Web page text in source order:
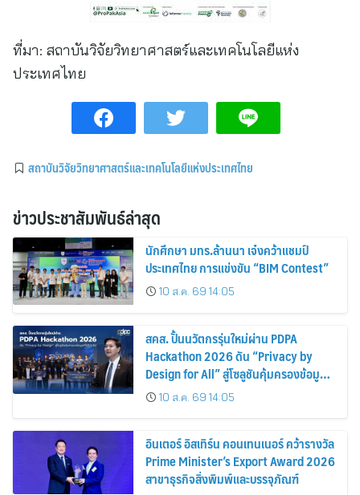
ที่มา: สถาบันวิจัยวิทยาศาสตร์และเทคโนโลยีแห่ง
ประเทศไทย
สถาบันวิจัยวิทยาศาสตร์และเทคโนโลยีแห่งประเทศไทย
ข่าวประชาสัมพันธ์ล่าสุด
นักศึกษา มทร.ล้านนา เจ๋งคว้าแชมป์
ประเทศไทย การแข่งขัน “BIM Contest”
10 ส.ค. 69 14:05
สคส. ปั้นนวัตกรรุ่นใหม่ผ่าน PDPA
Hackathon 2026 ดัน “Privacy by
Design for All” สู่โซลูชันคุ้มครองข้อมูล
ส่วนบุคคลที่ใช้ได้จริง
10 ส.ค. 69 14:05
อินเตอร์ อิสเทิร์น คอนเทนเนอร์ คว้ารางวัล
Prime Minister’s Export Award 2026
สาขาธุรกิจสิ่งพิมพ์และบรรจุภัณฑ์